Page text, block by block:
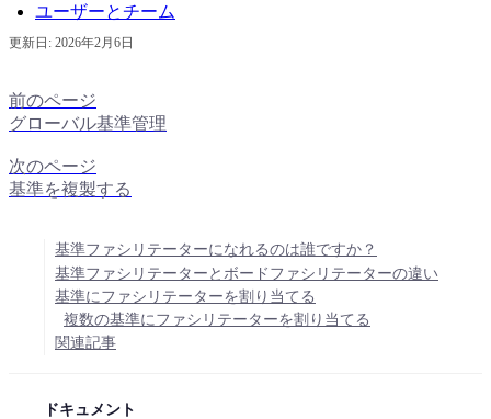
ユーザーとチーム
更新日: 2026年2月6日
前のページ
グローバル基準管理
次のページ
基準を複製する
基準ファシリテーターになれるのは誰ですか？
基準ファシリテーターとボードファシリテーターの違い
基準にファシリテーターを割り当てる
複数の基準にファシリテーターを割り当てる
関連記事
ドキュメント